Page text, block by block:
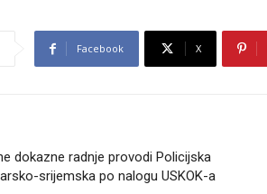
Facebook X
dokazne radnje provodi Policijska
srijemska po nalogu USKOK-a